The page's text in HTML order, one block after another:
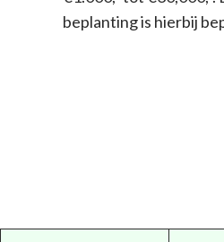
beplanting is hierbij